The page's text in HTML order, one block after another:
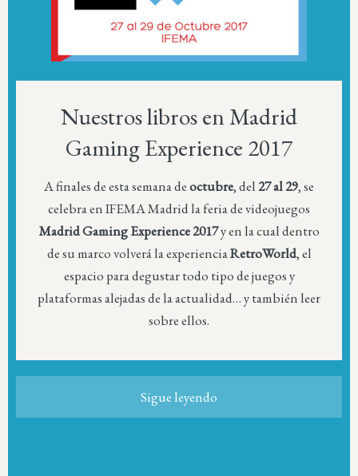
Nuestros libros en Madrid
Gaming Experience 2017
A finales de esta semana deoctubre, del27 al 29, se
celebra en IFEMA Madrid la feria de videojuegos
Madrid Gaming Experience2017y en la cual dentro
de su marco volverá la experienciaRetroWorld, el
espacio para degustar todo tipo de juegos y
plataformas alejadas de la actualidad… y también leer
sobre ellos.
Sigue leyendo